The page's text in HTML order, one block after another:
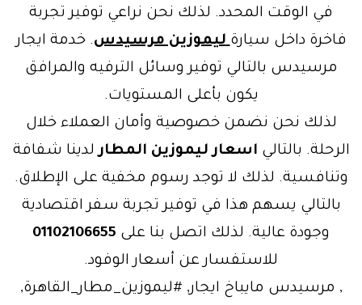
في الوقت المحدد. لذلك نحن نراعي توفير تجربة
فاخرة داخل سيارة ليموزين مرسيدس. خدمة ايجار
مرسيدس بالتالي توفير وسائل الترفيه والمرافق
يكون بأعلى المستويات.
لذلك نحن نضمن خصوصية وأمان العملاء خلال
الرحلة. بالتالي اسعار ليموزين المطارلدينا شفافة
وتنافسية. لذلك لا توجد رسوم مخفية على الإطلاق.
بالتالي يسهم هذا في توفير تجربة سفر اقتصادية
وجودة عالية. لذلك اتصل بنا على 01102106655
للاستفسار عن أسعار الوفود.
, مرسيدس مايباخ ايجار, #ليموزين_مطار_القاهرة,